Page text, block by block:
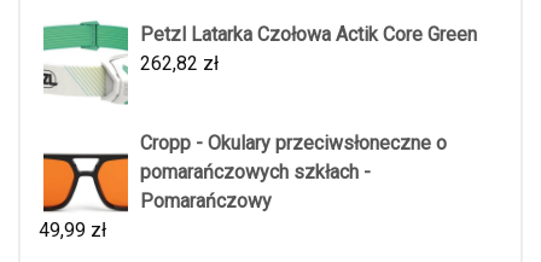
Petzl Latarka Czołowa Actik Core Green
262,82 zł
Cropp - Okulary przeciwsłoneczne o
pomarańczowych szkłach -
Pomarańczowy
49,99 zł